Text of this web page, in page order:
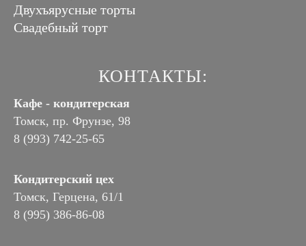
Двухъярусные торты
Свадебный торт
КОНТАКТЫ:
Кафе - кондитерская
Томск, пр. Фрунзе, 98
8 (993) 742-25-65
Кондитерский цех
Томск, Герцена, 61/1
8 (995) 386-86-08